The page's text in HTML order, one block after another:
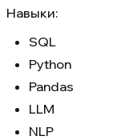
Навыки:
SQL
Python
Pandas
LLM
NLP